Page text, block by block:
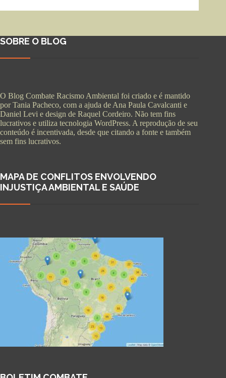
SOBRE O BLOG
O Blog Combate Racismo Ambiental foi criado e é mantido
por Tania Pacheco, com a ajuda de Ana Paula Cavalcanti e
Daniel Levi e design de Raquel Cordeiro. Não tem fins
lucrativos e utiliza tecnologia WordPress. A reprodução de seu
conteúdo é incentivada, desde que citando a fonte e também
sem fins lucrativos.
MAPA DE CONFLITOS ENVOLVENDO
INJUSTIÇA AMBIENTAL E SAÚDE